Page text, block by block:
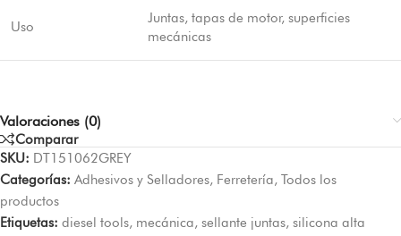
Uso
Juntas, tapas de motor, superficies
mecánicas
Valoraciones (0)
Comparar
SKU: DT151062GREY
Categorías: Adhesivos y Selladores, Ferretería, Todos los
productos
Etiquetas: diesel tools, mecánica, sellante juntas, silicona alta